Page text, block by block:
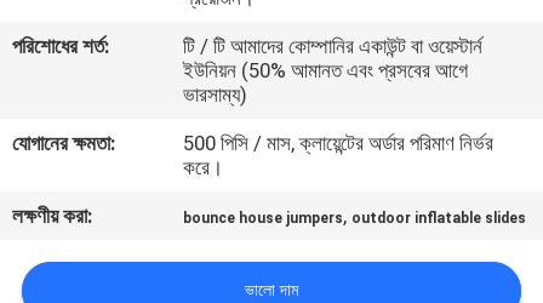
COMPANY
NEWS
সাইট
PRIVACY
পরিশোধের শর্ত:
টি / টি আমাদের কোম্পানির একাউন্ট বা ওয়েস্টার্ন
ইউনিয়ন (50% আমানত এবং প্রসবের আগে
ভারসাম্য)
যোগানের ক্ষমতা:
500 পিসি / মাস, ক্লায়েন্টের অর্ডার পরিমাণ নির্ভর
করে।
লক্ষণীয় করা:
bounce house jumpers, outdoor inflatable slides
ভালো দাম